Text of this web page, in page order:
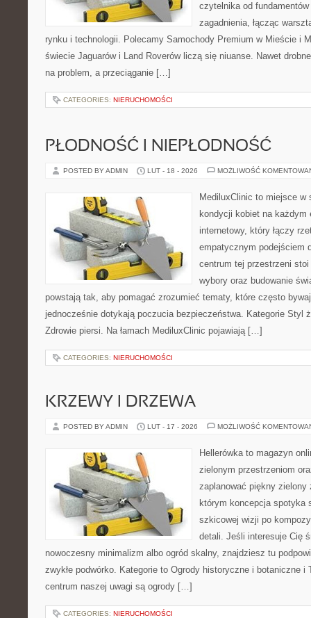
czytelnika od
zagadnienia, łącząc
rynku i technologii. Polecamy Samochody Premium w Mieście i
świecie Jaguarów i Land Roverów liczą się niuanse. Nawet
na problem, a przeciąganie […]
CATEGORIES: NIERUCHOMOŚCI
PŁODNOŚĆ I NIEPŁODNOŚĆ
POSTED BY ADMIN LUT - 18 - 2026 MOŻLIWOŚĆ
MediluxClinic to miejsce
kondycji kobiet na każdym
internetowy, który łączy
empatycznym podejściem
centrum tej przestrzeni
wybory oraz budowanie
powstają tak, aby pomagać zrozumieć tematy, które często
jednocześnie dotykają poczucia bezpieczeństwa. Kategorie Styl
Zdrowie piersi. Na łamach MediluxClinic pojawiają […]
CATEGORIES: NIERUCHOMOŚCI
KRZEWY I DRZEWA
POSTED BY ADMIN LUT - 17 - 2026 MOŻLIWOŚĆ
Hellerówka to magazyn
zielonym przestrzeniom
zaplanować piękny
którym koncepcja spotyka
szkicowej wizji po
detali. Jeśli interesuje Cię
nowoczesny minimalizm albo ogród skalny, znajdziesz tu
zwykłe podwórko. Kategorie to Ogrody historyczne i botaniczne i
centrum naszej uwagi są ogrody […]
CATEGORIES: NIERUCHOMOŚCI